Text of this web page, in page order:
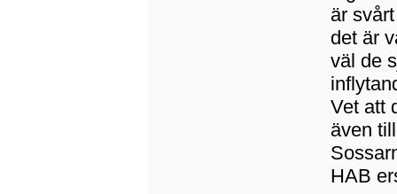
är
det är
väl de
Vet att
även
HAB